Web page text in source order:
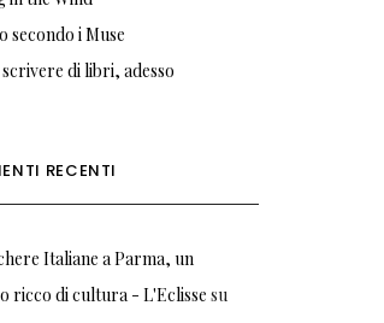
secondo i Muse
di libri, adesso
RECENTI
Italiane a Parma, un
ricco di cultura - L'Eclisse su